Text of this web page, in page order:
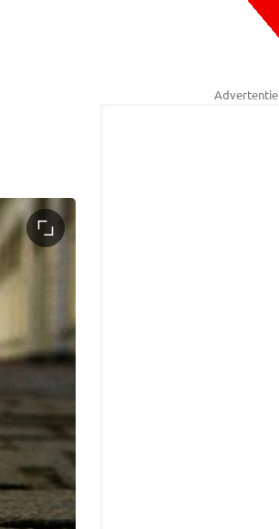
Advertentie